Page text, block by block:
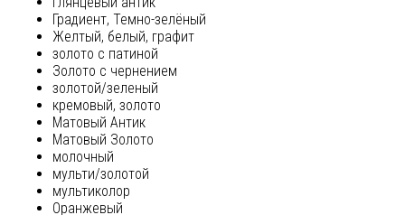
Градиент, Темно-зелёный
Желтый, белый, графит
золото с патиной
Золото с чернением
золотой/зеленый
кремовый, золото
Матовый Антик
Матовый Золото
молочный
мульти/золотой
мультиколор
Оранжевый